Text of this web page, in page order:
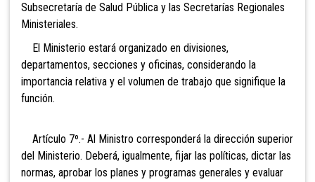
Subsecretaría de Salud Pública y las Secretarías Regionales
Ministeriales.
El Ministerio estará organizado en divisiones,
departamentos, secciones y oficinas, considerando la
importancia relativa y el volumen de trabajo que signifique la
función.
Artículo 7º.- Al Ministro corresponderá la dirección superior
del Ministerio. Deberá, igualmente, fijar las políticas, dictar las
normas, aprobar los planes y programas generales y evaluar